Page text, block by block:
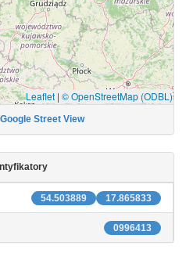
Leaflet | © OpenStreetMap (ODBL)
Street View
17.865833
54.503889
0996413